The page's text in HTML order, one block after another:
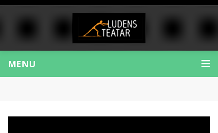
MENU